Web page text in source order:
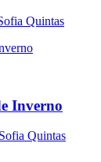
Quintas
Inverno
Sofia Quintas